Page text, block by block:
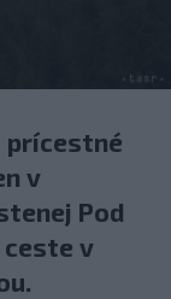
prícestné
v
Pod
ceste v